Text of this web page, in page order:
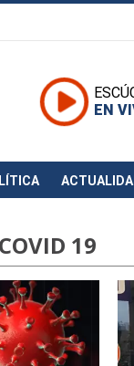
EN
19